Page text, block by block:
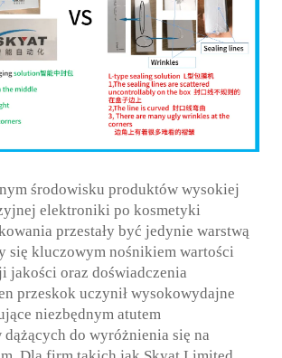
Z Nami
środowisku produktów wysokiej
elektroniki po kosmetyki
przestały być jedynie warstwą
się kluczowym nośnikiem wartości
jakości oraz doświadczenia
przeskok uczynił wysokowydajne
niezbędnym atutem
do wyróżnienia się na